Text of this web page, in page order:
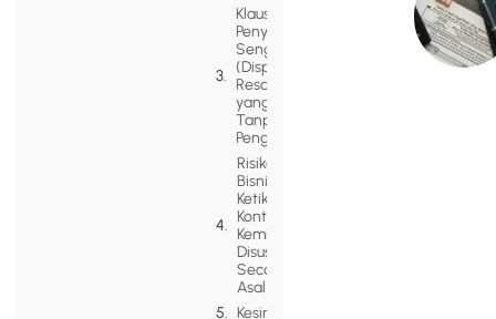
Klausul
Penyelesaian
Sengketa
(Dispute
Resolution)
yang Efektif
Tanpa Jalur
Pengadilan
Risiko
Bisnis
Ketika
Kontrak
Kemitraan
Disusun
Secara
Asal
Kesimpulan